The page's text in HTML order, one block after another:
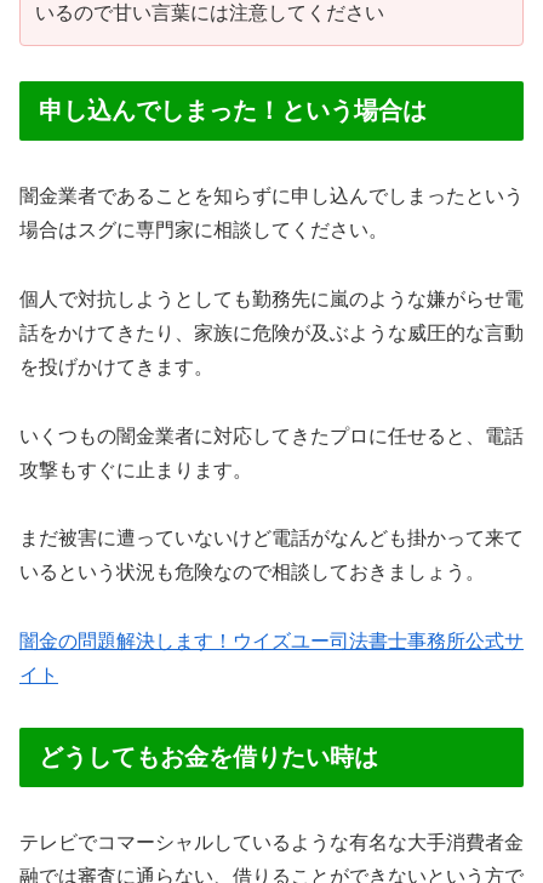
いるので甘い言葉には注意してください
申し込んでしまった！という場合は
闇金業者であることを知らずに申し込んでしまったという
場合はスグに専門家に相談してください。
個人で対抗しようとしても勤務先に嵐のような嫌がらせ電
話をかけてきたり、家族に危険が及ぶような威圧的な言動
を投げかけてきます。
いくつもの闇金業者に対応してきたプロに任せると、電話
攻撃もすぐに止まります。
まだ被害に遭っていないけど電話がなんども掛かって来て
いるという状況も危険なので相談しておきましょう。
闇金の問題解決します！ウイズユー司法書士事務所公式サ
イト
どうしてもお金を借りたい時は
テレビでコマーシャルしているような有名な大手消費者金
融では審査に通らない、借りることができないという方で